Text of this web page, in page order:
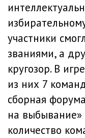
участники
званиями, а
кругозор. В
из них 7
сборная
на
количество